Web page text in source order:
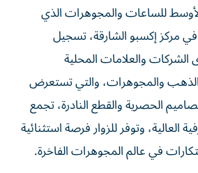
للساعات والمجوهرات الذي
في مركز إكسبو الشارقة، تسجيل
والعلامات المحلية
والمجوهرات، والتي تستعرض
الحصرية والقطع النادرة، تجمع
العالية، وتوفر للزوار فرصة استثنائية
في عالم المجوهرات الفاخرة.